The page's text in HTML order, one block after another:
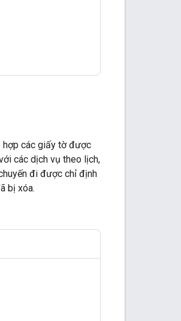
hợp các giấy tờ được
các dịch vụ theo lịch,
đi được chỉ định
bị xóa.